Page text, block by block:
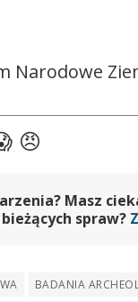
Narodowe
Masz
spraw?
BADANIA